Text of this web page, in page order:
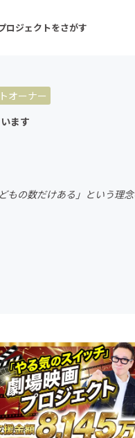
ロジェクトをさがす
募集終了が近いプロジ
フード・飲食店
ya コミュニティ
オーナー
ます
もの数だけある」という理